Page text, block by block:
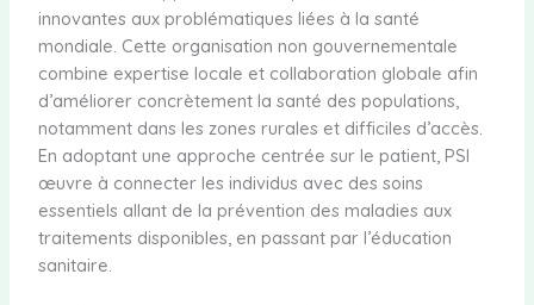
innovantes aux problématiques liées à la santé
mondiale. Cette organisation non gouvernementale
combine expertise locale et collaboration globale afin
d’améliorer concrètement la santé des populations,
notamment dans les zones rurales et difficiles d’accès.
En adoptant une approche centrée sur le patient, PSI
œuvre à connecter les individus avec des soins
essentiels allant de la prévention des maladies aux
traitements disponibles, en passant par l’éducation
sanitaire.